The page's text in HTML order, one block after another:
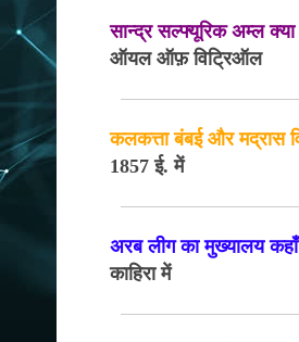
सान्द्र सल्फ्यूरिक अम्ल
ऑयल ऑफ़ विट्रिऑल
कलकत्ता बंबई और मद्रास
1857 ई. में
अरब लीग का मुख्यालय
काहिरा में